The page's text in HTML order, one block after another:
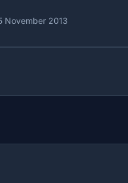
November 2013